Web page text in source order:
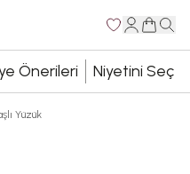
Önerileri Niyetini Seç
Yüzük